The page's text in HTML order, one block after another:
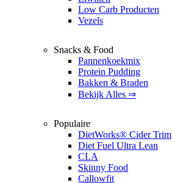
Low Carb Producten
Vezels
Snacks & Food
Pannenkoekmix
Protein Pudding
Bakken & Braden
Bekijk Alles ⇒
Populaire
DietWorks® Cider Trim
Diet Fuel Ultra Lean
CLA
Skinny Food
Callowfit